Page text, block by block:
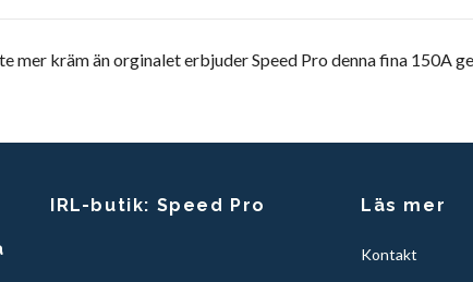
mer kräm än orginalet erbjuder Speed Pro denna fina 150A
IRL-butik: Speed Pro Läs mer
Kontakt